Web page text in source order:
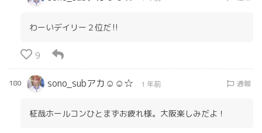
わーいデイリー２位だ‼️
9
180 sono_subアカ☺︎☺︎☆ 1 年前 通報
柾哉ホールコンひとまずお疲れ様。大阪楽しみだよ！